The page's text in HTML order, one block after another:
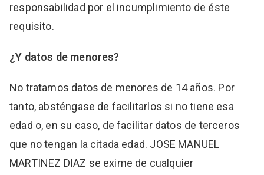
responsabilidad por el incumplimiento de éste
requisito.
¿Y datos de menores?
No tratamos datos de menores de 14 años. Por
tanto, absténgase de facilitarlos si no tiene esa
edad o, en su caso, de facilitar datos de terceros
que no tengan la citada edad. JOSE MANUEL
MARTINEZ DIAZ se exime de cualquier